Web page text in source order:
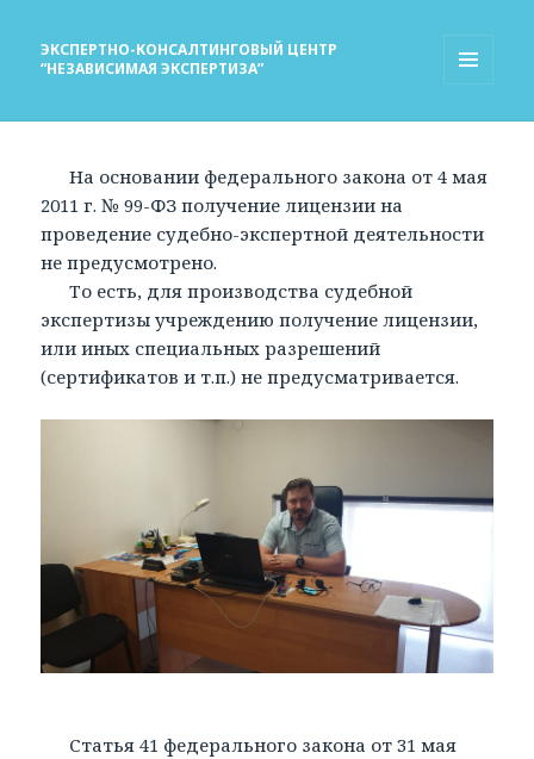
ЭКСПЕРТНО-КОНСАЛТИНГОВЫЙ ЦЕНТР
“НЕЗАВИСИМАЯ ЭКСПЕРТИЗА”
На основании федерального закона от 4 мая
2011 г. № 99-ФЗ получение лицензии на
проведение судебно-экспертной деятельности
не предусмотрено.
То есть, для производства судебной
экспертизы учреждению получение лицензии,
или иных специальных разрешений
(сертификатов и т.п.) не предусматривается.
Статья 41 федерального закона от 31 мая